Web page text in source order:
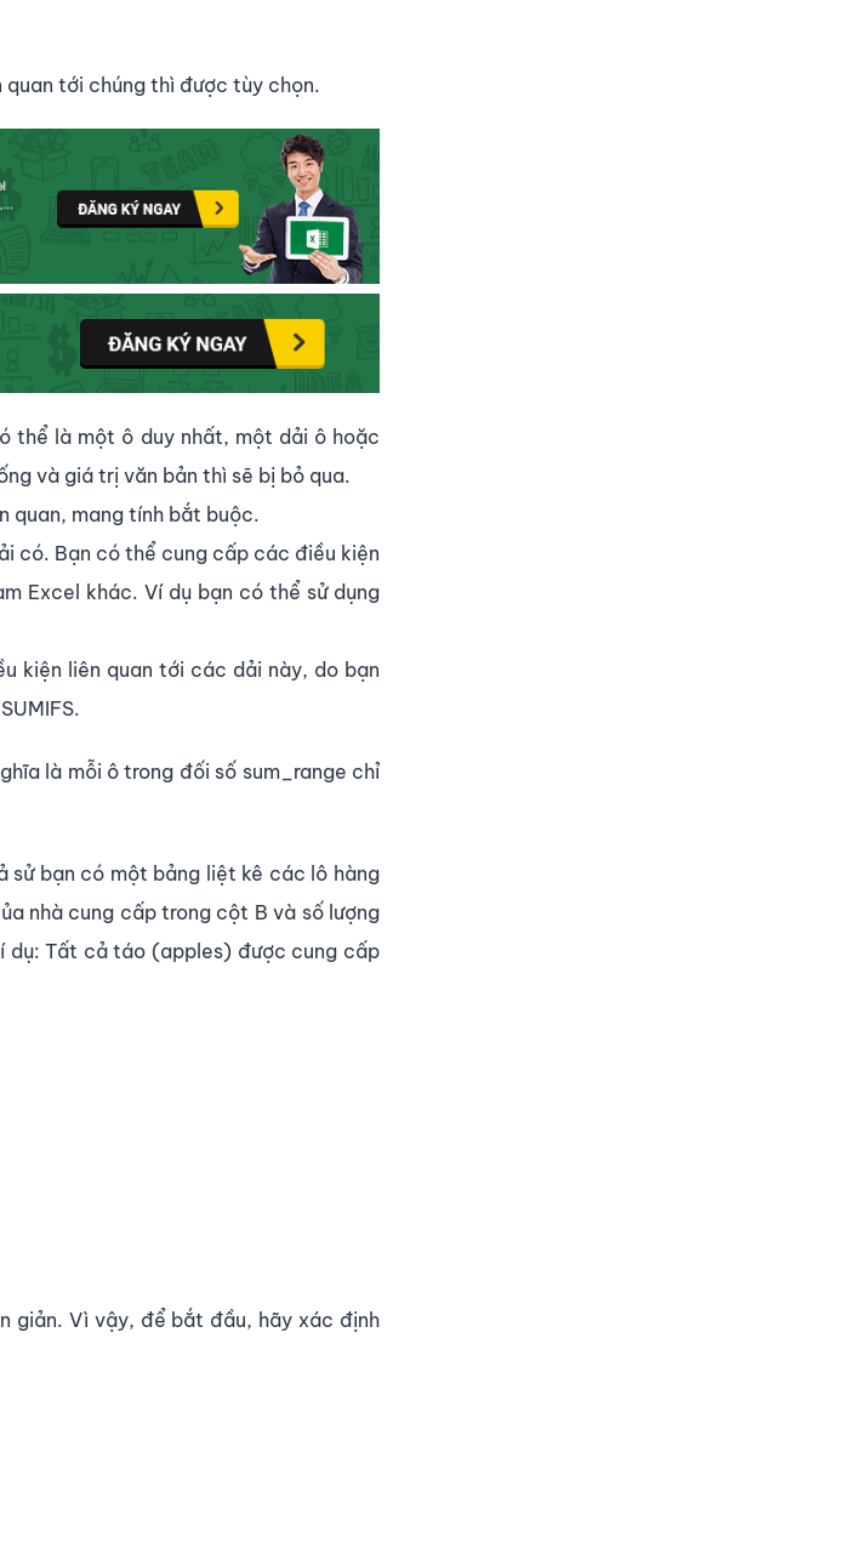
tới chúng thì được tùy chọn.
thể là một ô duy nhất, một dải ô hoặc
và giá trị văn bản thì sẽ bị bỏ qua.
quan, mang tính bắt buộc.
có. Bạn có thể cung cấp các điều kiện
Excel khác. Ví dụ bạn có thể sử dụng
kiện liên quan tới các dải này, do bạn
là mỗi ô trong đối số sum_range chỉ
sử bạn có một bảng liệt kê các lô hàng
nhà cung cấp trong cột B và số lượng
dụ: Tất cả táo (apples) được cung cấp
giản. Vì vậy, để bắt đầu, hãy xác định